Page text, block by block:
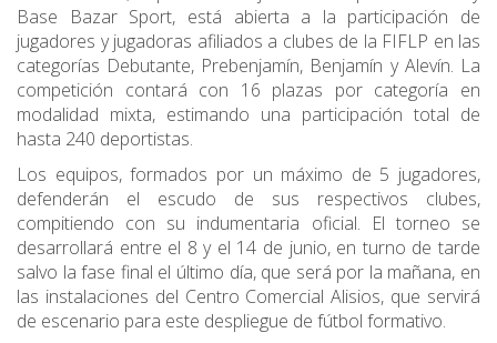
Base Bazar Sport, está abierta a la participación de
jugadores y jugadoras afiliados a clubes de la FIFLP en las
categorías Debutante, Prebenjamín, Benjamín y Alevín. La
competición contará con 16 plazas por categoría en
modalidad mixta, estimando una participación total de
hasta 240 deportistas.
Los equipos, formados por un máximo de 5 jugadores,
defenderán el escudo de sus respectivos clubes,
compitiendo con su indumentaria oficial. El torneo se
desarrollará entre el 8 y el 14 de junio, en turno de tarde
salvo la fase final el último día, que será por la mañana, en
las instalaciones del Centro Comercial Alisios, que servirá
de escenario para este despliegue de fútbol formativo.